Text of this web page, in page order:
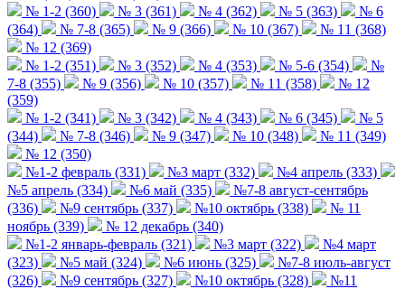
№ 1-2 (360)
№ 3 (361) № 4 (362) № 5 (363)
№ 6
(364)
№ 7-8 (365) № 9 (366) № 10 (367)
№ 11 (368)
№ 12 (369)
№ 1-2 (351)
№ 3 (352) № 4 (353) № 5-6 (354)
№
7-8 (355)
№ 9 (356) № 10 (357) № 11 (358)
№ 12
(359)
№ 1-2 (341)
№ 3 (342) № 4 (343) № 6 (345)
№ 5
(344)
№ 7-8 (346) № 9 (347) № 10 (348)
№ 11 (349)
№ 12 (350)
№1-2 февраль (331)
№3 март (332)
№4 апрель (333)
№5 апрель (334)
№6 май (335)
№7-8 август-сентябрь
(336)
№9 сентябрь (337) №10 октябрь (338)
№ 11
ноябрь (339)
№ 12 декабрь (340)
№1-2 январь-февраль (321)
№3 март (322)
№4 март
(323)
№5 май (324) №6 июнь (325)
№7-8 июль-август
(326)
№9 сентябрь (327) №10 октябрь (328)
№11